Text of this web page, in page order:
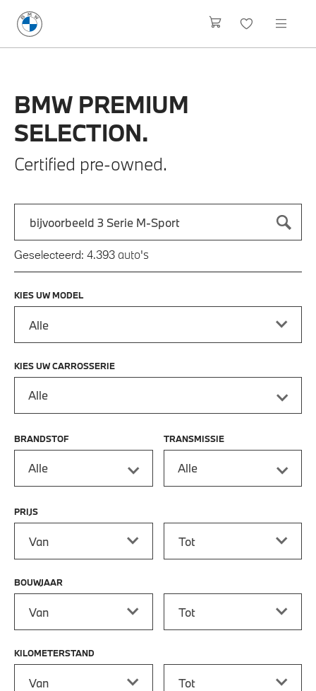
BMW PREMIUM
SELECTION.
Certified pre-owned.
Zoek naar een automodel, bijvoorbeeld 3 Serie M-Sport
Typ een automodel in en druk op enter om te zoeken
Geselecteerd: 4.393 auto's
KIES UW MODEL
KIES UW CARROSSERIE
Alle
BRANDSTOF
Alle
TRANSMISSIE
Alle
PRIJS
BOUWJAAR
KILOMETERSTAND